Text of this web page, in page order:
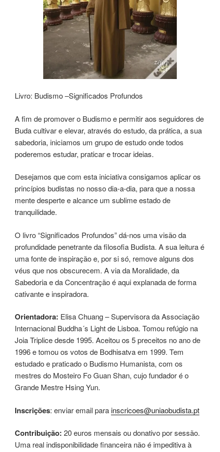
Livro: Budismo –Significados Profundos
A fim de promover o Budismo e permitir aos seguidores de
Buda cultivar e elevar, através do estudo, da prática, a sua
sabedoria, iniciamos um grupo de estudo onde todos
poderemos estudar, praticar e trocar ideias.
Desejamos que com esta iniciativa consigamos aplicar os
princípios budistas no nosso dia-a-dia, para que a nossa
mente desperte e alcance um sublime estado de
tranquilidade.
O livro “Significados Profundos” dá-nos uma visão da
profundidade penetrante da filosofia Budista. A sua leitura é
uma fonte de inspiração e, por si só, remove alguns dos
véus que nos obscurecem. A via da Moralidade, da
Sabedoria e da Concentração é aqui explanada de forma
cativante e inspiradora.
Orientadora: Elisa Chuang – Supervisora da Associação
Internacional Buddha´s Light de Lisboa. Tomou refúgio na
Joia Triplice desde 1995. Aceitou os 5 preceitos no ano de
1996 e tomou os votos de Bodhisatva em 1999. Tem
estudado e praticado o Budismo Humanista, com os
mestres do Mosteiro Fo Guan Shan, cujo fundador é o
Grande Mestre Hsing Yun.
Inscrições: enviar email parainscricoes@uniaobudista.pt
Contribuição: 20 euros mensais ou donativo por sessão.
Uma real indisponibilidade financeira não é impeditiva à